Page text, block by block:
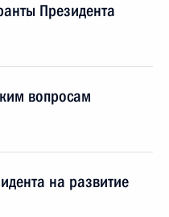
Президента
вопросам
на развитие